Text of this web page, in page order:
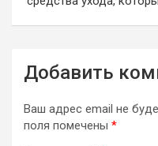
Добавить
Ваш адрес email не
поля помечены *